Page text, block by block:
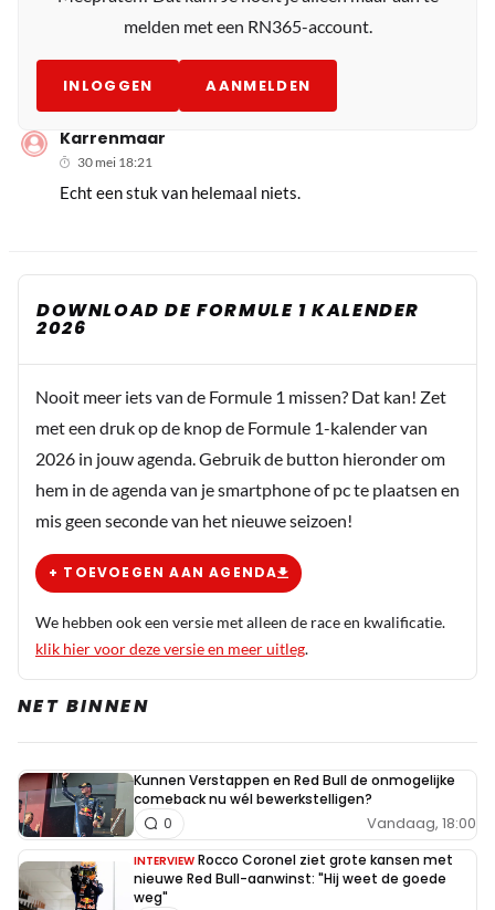
melden met een RN365-account.
INLOGGEN AANMELDEN
Karrenmaar
30 mei 18:21
Echt een stuk van helemaal niets.
DOWNLOAD DE FORMULE 1 KALENDER
2026
Nooit meer iets van de Formule 1 missen? Dat kan! Zet
met een druk op de knop de Formule 1-kalender van
2026 in jouw agenda. Gebruik de button hieronder om
hem in de agenda van je smartphone of pc te plaatsen en
mis geen seconde van het nieuwe seizoen!
+ TOEVOEGEN AAN AGENDA
We hebben ook een versie met alleen de race en kwalificatie.
klik hier voor deze versie en meer uitleg.
NET BINNEN
Kunnen Verstappen en Red Bull de onmogelijke
comeback nu wél bewerkstelligen?
Vandaag, 18:00
0
INTERVIEW Rocco Coronel ziet grote kansen met
nieuwe Red Bull-aanwinst: "Hij weet de goede
weg"